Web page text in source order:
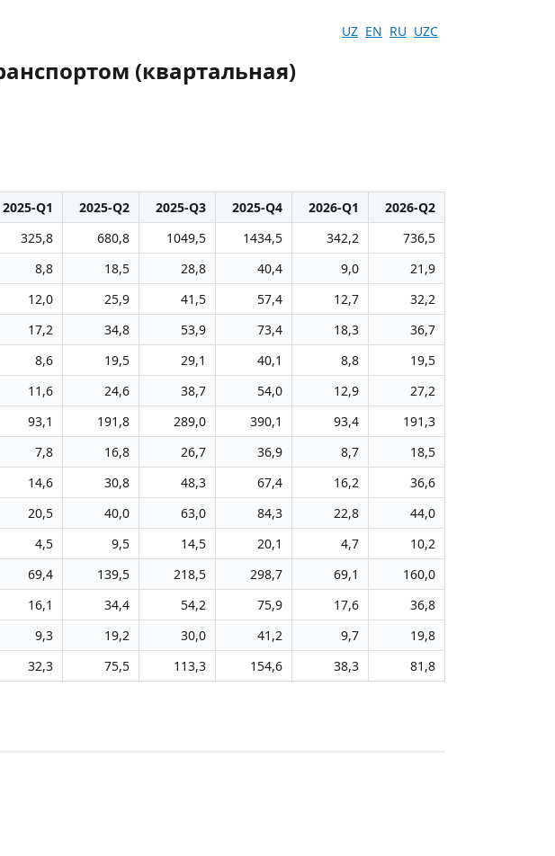
UZ EN RU UZC
(квартальная)
2025-Q1 2025-Q2 2025-Q3 2025-Q4 2026-Q1
2026-Q2
325,8 680,8 1049,5 1434,5 342,2
736,5
8,8 18,5 28,8 40,4 9,0
21,9
12,0 25,9 41,5 57,4 12,7
32,2
17,2 34,8 53,9 73,4 18,3
36,7
8,6 19,5 29,1 40,1 8,8
19,5
11,6 24,6 38,7 54,0 12,9
27,2
93,1 191,8 289,0 390,1 93,4
191,3
7,8 16,8 26,7 36,9 8,7
18,5
14,6 30,8 48,3 67,4 16,2
36,6
20,5 40,0 63,0 84,3 22,8
44,0
4,5 9,5 14,5 20,1 4,7
10,2
69,4 139,5 218,5 298,7 69,1
160,0
16,1 34,4 54,2 75,9 17,6
36,8
9,3 19,2 30,0 41,2 9,7
19,8
32,3 75,5 113,3 154,6 38,3 81,8